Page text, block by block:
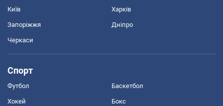
Київ Харків
Запоріжжя Дніпро
Черкаси
Спорт
Футбол Баскетбол
Хокей Бокс